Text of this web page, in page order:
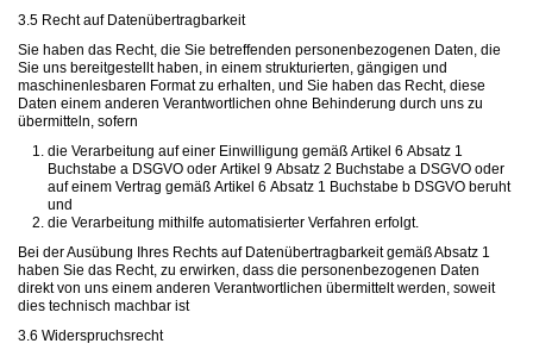
3.5 Recht auf Datenübertragbarkeit
Sie haben das Recht, die Sie betreffenden personenbezogenen Daten, die
Sie uns bereitgestellt haben, in einem strukturierten, gängigen und
maschinenlesbaren Format zu erhalten, und Sie haben das Recht, diese
Daten einem anderen Verantwortlichen ohne Behinderung durch uns zu
übermitteln, sofern
die Verarbeitung auf einer Einwilligung gemäß Artikel 6 Absatz 1
Buchstabe a DSGVO oder Artikel 9 Absatz 2 Buchstabe a DSGVO oder
auf einem Vertrag gemäß Artikel 6 Absatz 1 Buchstabe b DSGVO beruht
und
die Verarbeitung mithilfe automatisierter Verfahren erfolgt.
Bei der Ausübung Ihres Rechts auf Datenübertragbarkeit gemäß Absatz 1
haben Sie das Recht, zu erwirken, dass die personenbezogenen Daten
direkt von uns einem anderen Verantwortlichen übermittelt werden, soweit
dies technisch machbar ist
3.6 Widerspruchsrecht